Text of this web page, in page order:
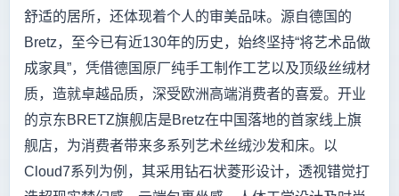
舒适的居所，还体现着个人的审美品味。源自德国的
Bretz，至今已有近130年的历史，始终坚持“将艺术品做
成家具”，凭借德国原厂纯手工制作工艺以及顶级丝绒材
质，造就卓越品质，深受欧洲高端消费者的喜爱。开业
的京东BRETZ旗舰店是Bretz在中国落地的首家线上旗
舰店，为消费者带来多系列艺术丝绒沙发和床。以
Cloud7系列为例，其采用钻石状菱形设计，透视错觉打